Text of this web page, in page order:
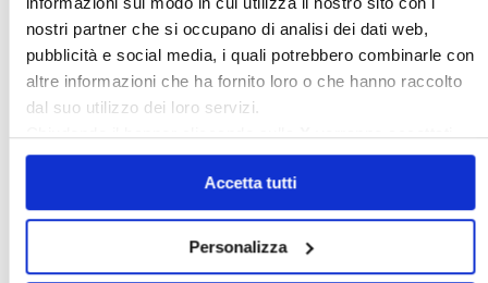
nostri partner che si occupano di analisi dei dati web,
pubblicità e social media, i quali potrebbero combinarle con
altre informazioni che ha fornito loro o che hanno raccolto
dal suo utilizzo dei loro servizi.
Chiudendo il banner cliccando sullaXverranno accettati
solo i cookie necessari.
Accetta tutti
Personalizza